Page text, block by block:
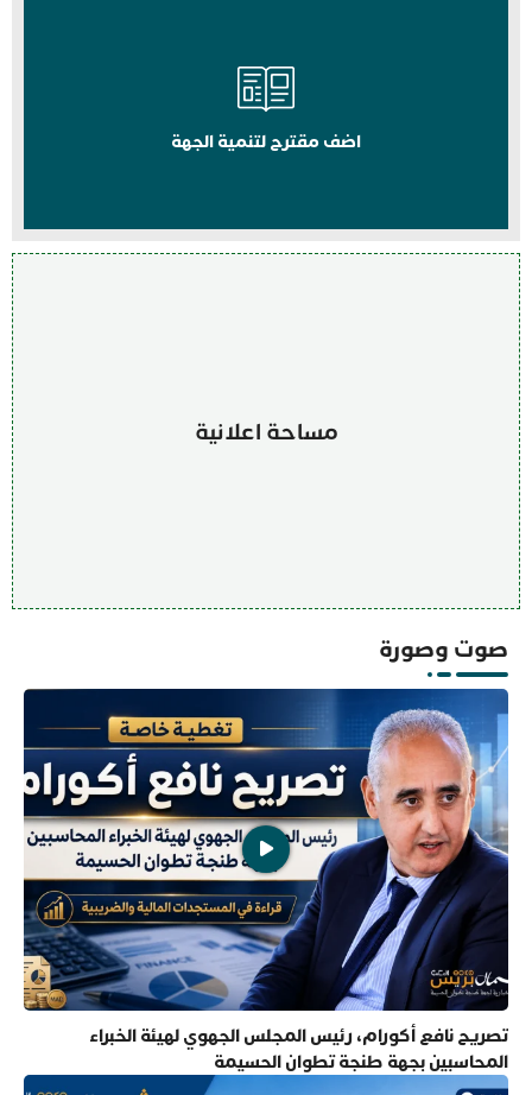
اضف مقترح لتنمية الجهة
مساحة اعلانية
صوت وصورة
تصريح نافع أكورام، رئيس المجلس الجهوي لهيئة الخبراء
المحاسبين بجهة طنجة تطوان الحسيمة